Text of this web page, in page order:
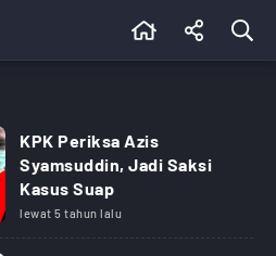
KPK Periksa Azis
Syamsuddin, Jadi Saksi
Kasus Suap
lewat 5 tahun lalu